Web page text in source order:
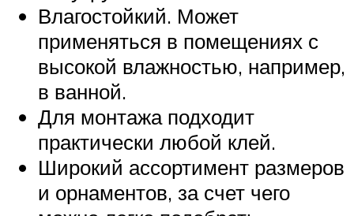
Влагостойкий. Может
применяться в помещениях с
высокой влажностью, например,
в ванной.
Для монтажа подходит
практически любой клей.
Широкий ассортимент размеров
и орнаментов, за счет чего